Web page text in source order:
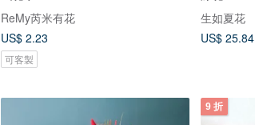
ReMy芮米有花
US$ 2.23
可客製
生如夏花
US$ 25.84
9 折